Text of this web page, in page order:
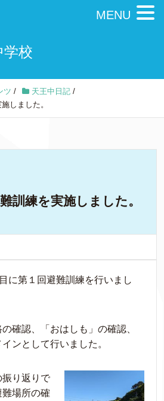
学校
ツ / 天王中日記 /
しました。
訓練を実施しました。
に第１回避難訓練を行いまし
確認、「おはしも」の確認、
ンとして行いました。
り返りで
場所の確
MENU